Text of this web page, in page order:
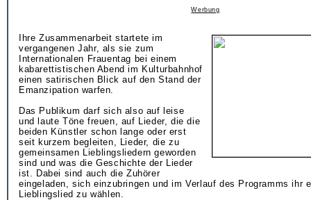
Werbung
Ihre Zusammenarbeit startete im
vergangenen Jahr, als sie zum
Internationalen Frauentag bei einem
kabarettistischen Abend im Kulturbahnhof
einen satirischen Blick auf den Stand der
Emanzipation warfen.
Das Publikum darf sich also auf leise
und laute Töne freuen, auf Lieder, die die
beiden Künstler schon lange oder erst
seit kurzem begleiten, Lieder, die zu
gemeinsamen Lieblingsliedern geworden
sind und was die Geschichte der Lieder
ist. Dabei sind auch die Zuhörer
eingeladen, sich einzubringen und im Verlauf des Programms ihr
Lieblingslied zu wählen.